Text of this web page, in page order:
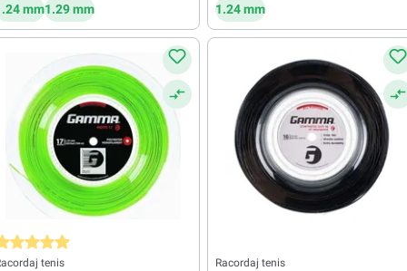
mm1.29 mm 1.24 mm
medie de 5 din 5 stele
tenis Racordaj tenis